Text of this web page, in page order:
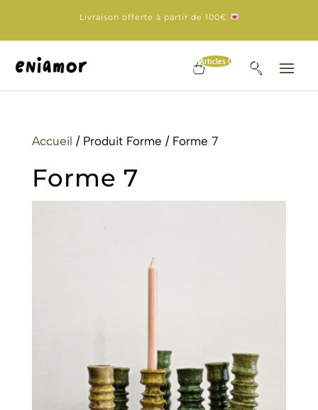
Livraison offerte à partir de 100€
Articles 0
Accueil / Produit Forme / Forme 7
Forme 7